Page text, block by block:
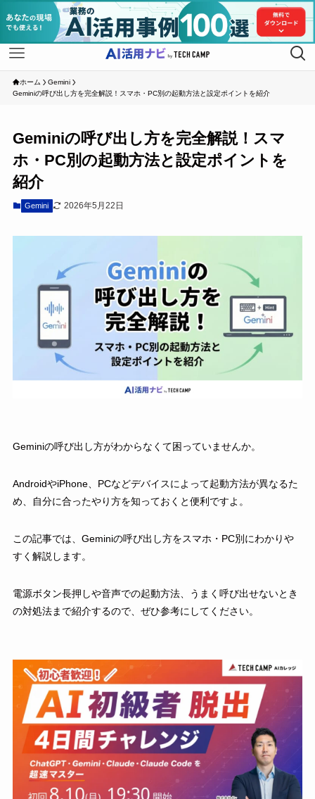
ホーム
Gemini
Geminiの呼び出し方を完全解説！スマホ・PC別の起動方法と設定ポイントを紹介
Geminiの呼び出し方を完全解説！スマ
ホ・PC別の起動方法と設定ポイントを
紹介
Gemini 2026年5月22日
Geminiの呼び出し方がわからなくて困っていませんか。
AndroidやiPhone、PCなどデバイスによって起動方法が異なるた
め、自分に合ったやり方を知っておくと便利ですよ。
この記事では、Geminiの呼び出し方をスマホ・PC別にわかりや
すく解説します。
電源ボタン長押しや音声での起動方法、うまく呼び出せないとき
の対処法まで紹介するので、ぜひ参考にしてください。